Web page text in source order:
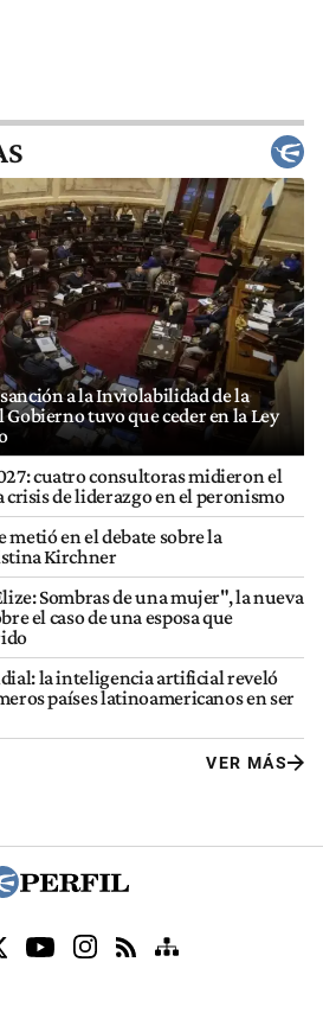
a la Inviolabilidad de la
Gobierno tuvo que ceder en la Ley
cuatro consultoras midieron el
crisis de liderazgo en el peronismo
metió en el debate sobre la
Kirchner
Sombras de una mujer", la nueva
el caso de una esposa que
la inteligencia artificial reveló
países latinoamericanos en ser
VER MÁS